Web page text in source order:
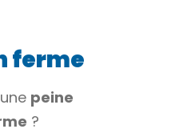
ferme
peine
?